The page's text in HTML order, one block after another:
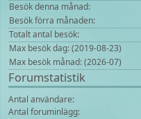
Besök denna månad:
Besök förra månaden:
Totalt antal besök:
Max besök dag: (2019-08-23)
Max besök månad: (2026-07)
Forumstatistik
Antal användare:
Antal foruminlägg: